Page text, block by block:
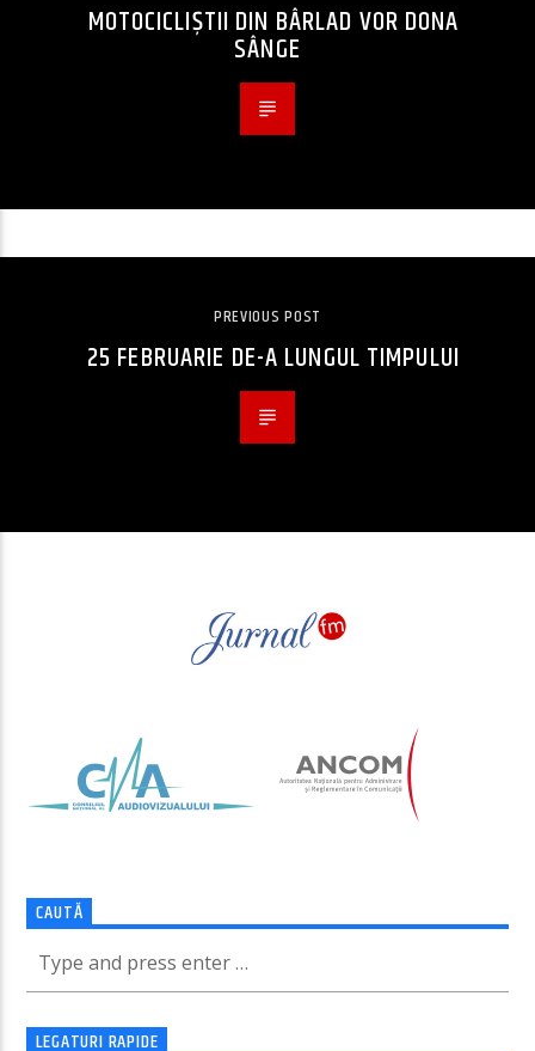
MOTOCICLIȘTII DIN BÂRLAD VOR DONA
SÂNGE
PREVIOUS POST
25 FEBRUARIE DE-A LUNGUL TIMPULUI
CAUTĂ
LEGATURI RAPIDE